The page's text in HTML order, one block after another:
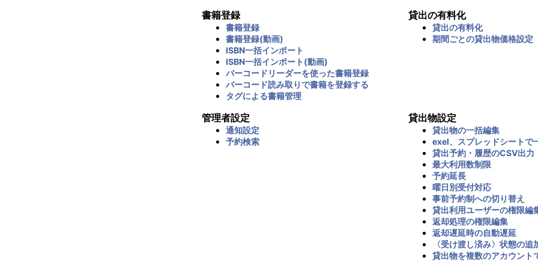
書籍登録
書籍登録
書籍登録(動画)
ISBN一括インポート
ISBN一括インポート(動画)
バーコードリーダーを使った書籍登録
バーコード読み取りで書籍を登録する
タグによる書籍管理
貸出の有料化
貸出の有料化
期間ごとの貸出物価格設定
管理者設定
通知設定
予約検索
貸出物設定
貸出物の一括編集
exel、スプレッドシートで
貸出予約・履歴のCSV出力
最大利用数制限
予約延長
曜日別受付対応
事前予約制への切り替え
貸出利用ユーザーの権限編
返却処理の権限編集
返却遅延時の自動遅延
〈受け渡し済み〉状態の追
貸出物を複数のアカウント